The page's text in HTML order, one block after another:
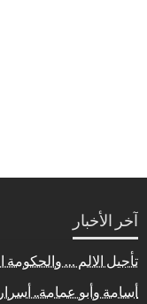
آخر الأخبار
تأجيل الالم … والحكومة
أسامة وأبو عمامة..